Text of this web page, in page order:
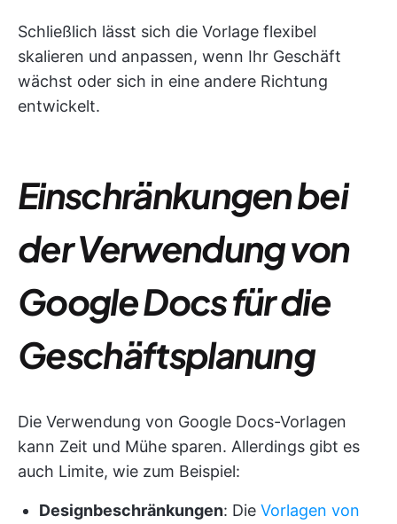
Schließlich lässt sich die Vorlage flexibel
skalieren und anpassen, wenn Ihr Geschäft
wächst oder sich in eine andere Richtung
entwickelt.
Einschränkungen bei
der Verwendung von
Google Docs für die
Geschäftsplanung
Die Verwendung von Google Docs-Vorlagen
kann Zeit und Mühe sparen. Allerdings gibt es
auch Limite, wie zum Beispiel:
Designbeschränkungen: Die Vorlagen von